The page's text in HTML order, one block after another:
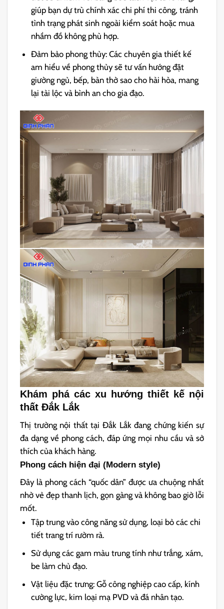
giúp bạn dự trù chính xác chi phí thi công, tránh
tình trạng phát sinh ngoài kiểm soát hoặc mua
nhầm đồ không phù hợp.
Đảm bảo phong thủy: Các chuyên gia thiết kế
am hiểu về phong thủy sẽ tư vấn hướng đặt
giường ngủ, bếp, bàn thờ sao cho hài hòa, mang
lại tài lộc và bình an cho gia đạo.
Khám phá các xu hướng thiết kế nội
thất Đắk Lắk
Thị trường nội thất tại Đắk Lắk đang chứng kiến sự
đa dạng về phong cách, đáp ứng mọi nhu cầu và sở
thích của khách hàng.
Phong cách hiện đại (Modern style)
Đây là phong cách “quốc dân” được ưa chuộng nhất
nhờ vẻ đẹp thanh lịch, gọn gàng và không bao giờ lỗi
mốt.
Tập trung vào công năng sử dụng, loại bỏ các chi
tiết trang trí rườm rà.
Sử dụng các gam màu trung tính như trắng, xám,
be làm chủ đạo.
Vật liệu đặc trưng: Gỗ công nghiệp cao cấp, kính
cường lực, kim loại mạ PVD và đá nhân tạo.